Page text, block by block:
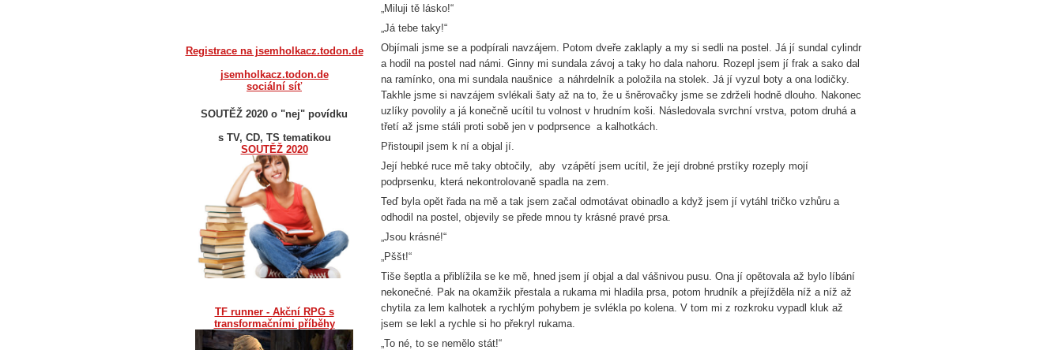
„Miluji tě lásko!“
„Já tebe taky!“
Objímali jsme se a podpírali navzájem. Potom dveře zaklaply a my si sedli na postel. Já jí sundal cylindr
a hodil na postel nad námi. Ginny mi sundala závoj a taky ho dala nahoru. Rozepl jsem jí frak a sako dal
na ramínko, ona mi sundala naušnice a náhrdelník a položila na stolek. Já jí vyzul boty a ona lodičky.
Takhle jsme si navzájem svlékali šaty až na to, že u šněrovačky jsme se zdrželi hodně dlouho. Nakonec
uzlíky povolily a já konečně ucítil tu volnost v hrudním koši. Následovala svrchní vrstva, potom druhá a
třetí až jsme stáli proti sobě jen v podprsence a kalhotkách.
Přistoupil jsem k ní a objal jí.
Její hebké ruce mě taky obtočily, aby vzápětí jsem ucítil, že její drobné prstíky rozeply mojí
podprsenku, která nekontrolovaně spadla na zem.
Teď byla opět řada na mě a tak jsem začal odmotávat obinadlo a když jsem jí vytáhl tričko vzhůru a
odhodil na postel, objevily se přede mnou ty krásné pravé prsa.
„Jsou krásné!“
„Pššt!“
Tiše šeptla a přiblížila se ke mě, hned jsem jí objal a dal vášnivou pusu. Ona jí opětovala až bylo líbání
nekonečné. Pak na okamžik přestala a rukama mi hladila prsa, potom hrudník a přejížděla níž a níž až
chytila za lem kalhotek a rychlým pohybem je svlékla po kolena. V tom mi z rozkroku vypadl kluk až
jsem se lekl a rychle si ho překryl rukama.
„To né, to se nemělo stát!“
Registrace na jsemholkacz.todon.de
jsemholkacz.todon.de
sociální síť
SOUTĚŽ 2020 o "nej" povídku
s TV, CD, TS tematikou
SOUTĚŽ 2020
TF runner - Akční RPG s
transformačními příběhy